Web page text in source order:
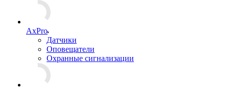
AxPro
Датчики
Оповещатели
Охранные сигнализации